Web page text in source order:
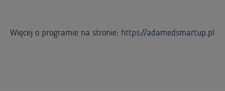
Więcej o programie na stronie: https://adamedsmartup.pl